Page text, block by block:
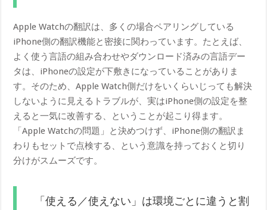
Apple Watchの翻訳は、多くの場合ペアリングしている
iPhone側の翻訳機能と密接に関わっています。たとえば、
よく使う言語の組み合わせやダウンロード済みの言語デー
タは、iPhoneの設定が下敷きになっていることがありま
す。そのため、Apple Watch側だけをいくらいじっても解決
しないように見えるトラブルが、実はiPhone側の設定を整
えると一気に改善する、ということが起こり得ます。
「Apple Watchの問題」と決めつけず、iPhone側の翻訳ま
わりもセットで点検する、という意識を持っておくと切り
分けがスムーズです。
「使える／使えない」は環境ごとに違うと割